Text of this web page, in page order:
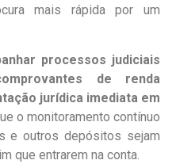
mais rápida por um
processos judiciais
de renda
jurídica imediata em
o monitoramento contínuo
e outros depósitos sejam
que entrarem na conta.